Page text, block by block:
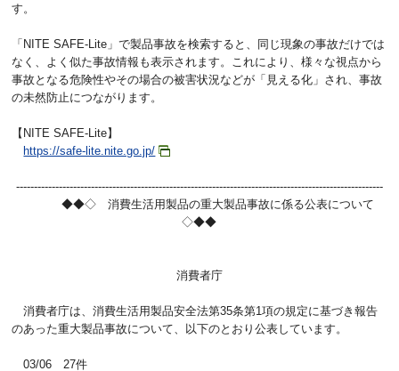
す。
「NITE SAFE-Lite」で製品事故を検索すると、同じ現象の事故だけでは
なく、よく似た事故情報も表示されます。これにより、様々な視点から
事故となる危険性やその場合の被害状況などが「見える化」され、事故
の未然防止につながります。
【NITE SAFE-Lite】
https://safe-lite.nite.go.jp/
-------------------------------------------------------------------------------------------------------
◆◆◇ 消費生活用製品の重大製品事故に係る公表について
◇◆◆
消費者庁
消費者庁は、消費生活用製品安全法第35条第1項の規定に基づき報告
のあった重大製品事故について、以下のとおり公表しています。
03/06 27件